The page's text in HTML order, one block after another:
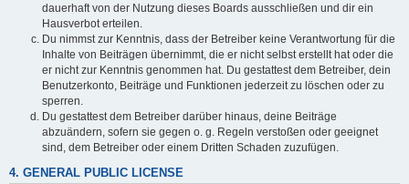
dauerhaft von der Nutzung dieses Boards ausschließen und dir ein
Hausverbot erteilen.
Du nimmst zur Kenntnis, dass der Betreiber keine Verantwortung für die
Inhalte von Beiträgen übernimmt, die er nicht selbst erstellt hat oder die
er nicht zur Kenntnis genommen hat. Du gestattest dem Betreiber, dein
Benutzerkonto, Beiträge und Funktionen jederzeit zu löschen oder zu
sperren.
Du gestattest dem Betreiber darüber hinaus, deine Beiträge
abzuändern, sofern sie gegen o. g. Regeln verstoßen oder geeignet
sind, dem Betreiber oder einem Dritten Schaden zuzufügen.
4. GENERAL PUBLIC LICENSE